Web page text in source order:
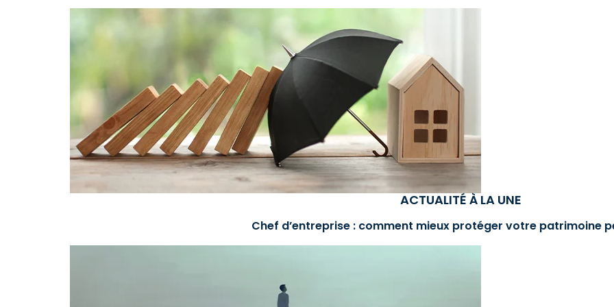
ACTUALITÉ À LA UNE
Chef d’entreprise : comment mieux protéger votre patrimoine